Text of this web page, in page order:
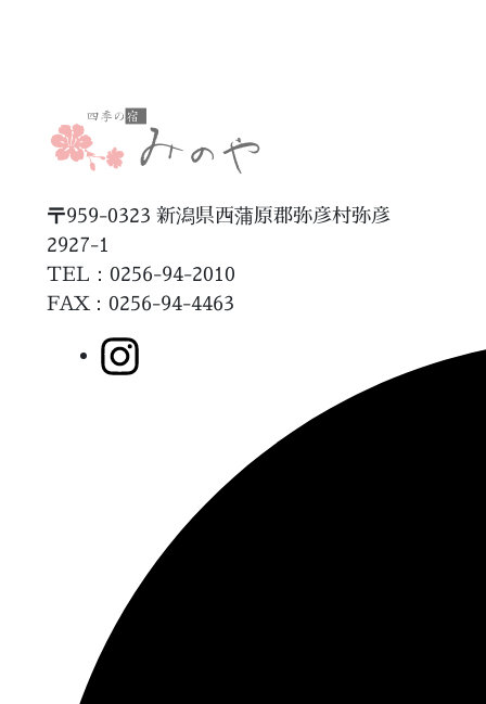
〒959-0323 新潟県西蒲原郡弥彦村弥彦
2927-1
TEL：0256-94-2010
FAX：0256-94-4463